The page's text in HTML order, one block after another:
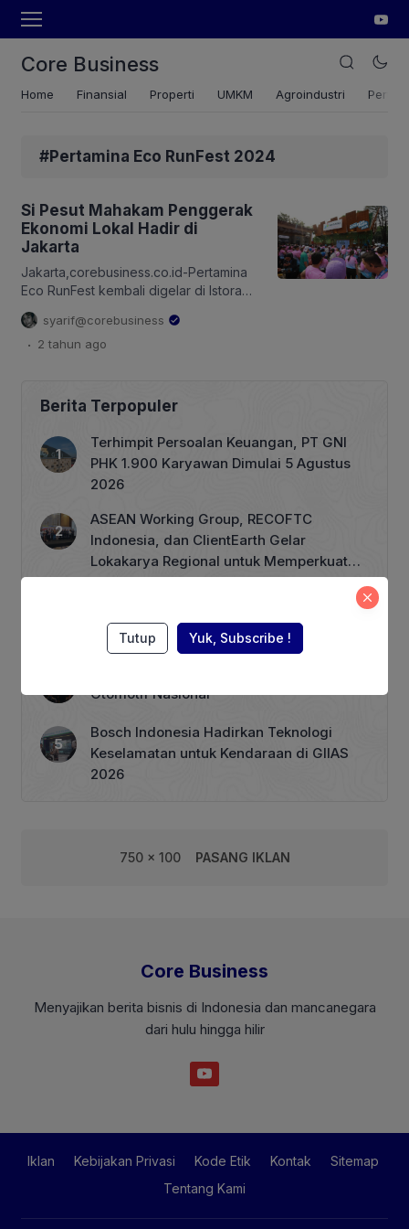
Core Business
Home Finansial Properti UMKM Agroindustri
#Pertamina Eco RunFest 2024
Si Pesut Mahakam Penggerak
Ekonomi Lokal Hadir di
Jakarta
Jakarta,corebusiness.co.id-Pertamina
Eco RunFest kembali digelar di Istora
Senayan, Jakarta pada hari Minggu, 24
November 2024. Acara tahunan ini
diikuti oleh lebih dari 21 ribu peserta
sekadar ajang lari, tetapi juga sarana
untuk menyebarkan energi positif
kepada masyarakat dan membentuk
kesadaran akan pentingnya menjaga
kelestarian […]
syarif@corebusiness
. 2 tahun ago
Berita Terpopuler
Terhimpit Persoalan Keuangan, PT GNI
PHK 1.900 Karyawan Dimulai 5 Agustus
2026
ASEAN Working Group, RECOFTC
Indonesia, dan ClientEarth Gelar
Lokakarya Regional untuk Memperkuat
Tata Kelola Perhutanan Sosial
Sastra Betawi 100 Tahun
Otomotif Nasional
Bosch Indonesia Hadirkan Teknologi
Keselamatan untuk Kendaraan di GIIAS
2026
750 x 100 PASANG IKLAN
Core Business
Menyajikan berita bisnis di Indonesia dan mancanegara
dari hulu hingga hilir
Iklan Kebijakan Privasi Kode Etik Kontak
Sitemap
Tentang Kami
Tutup Yuk, Subscribe !